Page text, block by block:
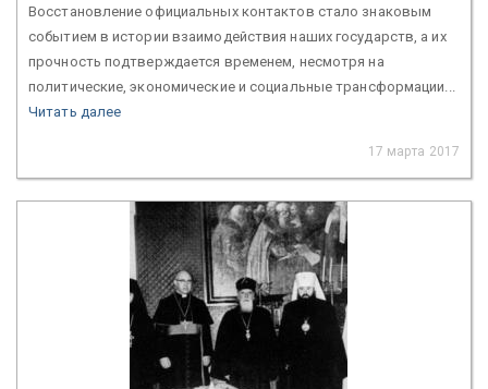
Восстановление официальных контактов стало знаковым
событием в истории взаимодействия наших государств, а их
прочность подтверждается временем, несмотря на
политические, экономические и социальные трансформации...
Читать далее
17 марта 2017